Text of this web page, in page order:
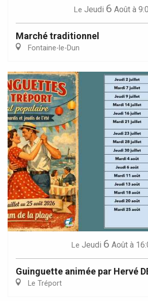
Le Jeudi 6 Août à
Marché traditionnel
Fontaine-le-Dun
Le Jeudi 6 Août à
Guinguette animée par Hervé
Le Tréport